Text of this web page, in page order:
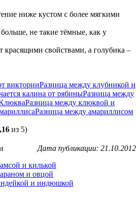
ниже кустом с более мягкими
не такие тёмные, как у
красящими свойствами, а голубика –
Разница между клубникой и
Разница между
Разница между клюквой и
Разница между амариллисом
из 5)
Дата публикации: 21.10.2012
и килькой
и овцой
и индюшкой